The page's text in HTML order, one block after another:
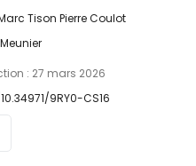
Tison Pierre Coulot
: 27 mars 2026
9RY0-CS16